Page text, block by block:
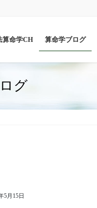
算命学CH 算命学ブログ
グ
5月15日